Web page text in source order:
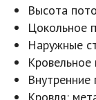
Высота
Цокольное
Наружные
Внутренние